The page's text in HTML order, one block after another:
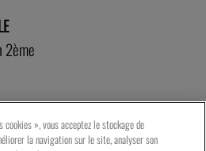
2ème
», vous acceptez le stockage de
la navigation sur le site, analyser son